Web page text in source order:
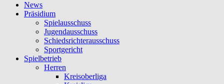
News
Präsidium
Spielausschuss
Jugendausschuss
Schiedsrichterausschuss
Sportgericht
Spielbetrieb
Herren
Kreisoberliga